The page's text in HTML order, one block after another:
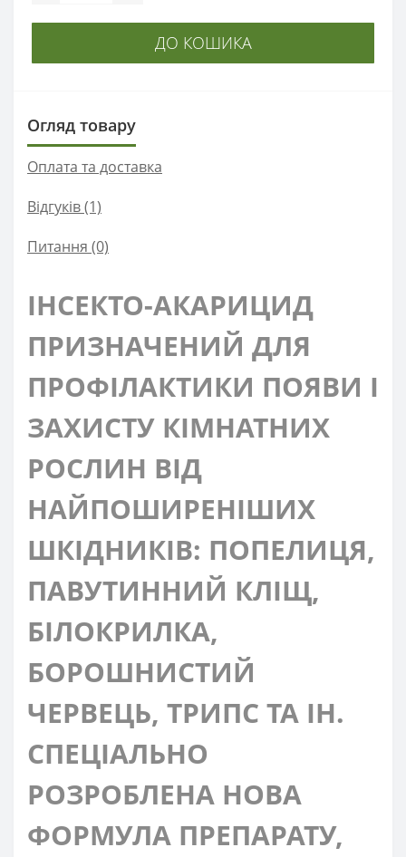
ДО КОШИКА
Огляд товару
Оплата та доставка
Відгуків (1)
Питання (0)
ІНСЕКТО-АКАРИЦИД
ПРИЗНАЧЕНИЙ ДЛЯ
ПРОФІЛАКТИКИ ПОЯВИ І
ЗАХИСТУ КІМНАТНИХ
РОСЛИН ВІД
НАЙПОШИРЕНІШИХ
ШКІДНИКІВ: ПОПЕЛИЦЯ,
ПАВУТИННИЙ КЛІЩ,
БІЛОКРИЛКА,
БОРОШНИСТИЙ
ЧЕРВЕЦЬ, ТРИПС ТА ІН.
СПЕЦІАЛЬНО
РОЗРОБЛЕНА НОВА
ФОРМУЛА ПРЕПАРАТУ,